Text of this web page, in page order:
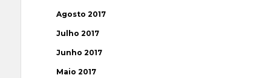
Agosto 2017
Julho 2017
Junho 2017
Maio 2017